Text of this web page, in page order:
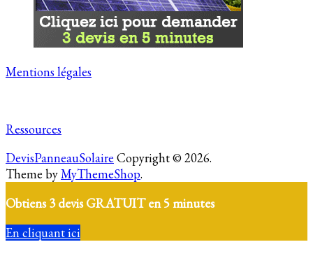
Mentions légales
Ressources
DevisPanneauSolaire Copyright © 2026.
Theme byMyThemeShop.
Obtiens 3 devis GRATUIT en 5 minutes
En cliquant ici